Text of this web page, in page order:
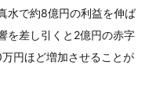
水で約8億円の利益を伸ば
を差し引くと2億円の赤字
円ほど増加させることが